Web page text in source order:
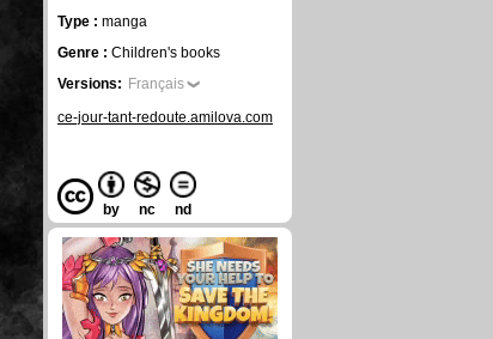
Type : manga
Genre : Children's books
Versions: Français
ce-jour-tant-redoute.amilova.com
by nc nd